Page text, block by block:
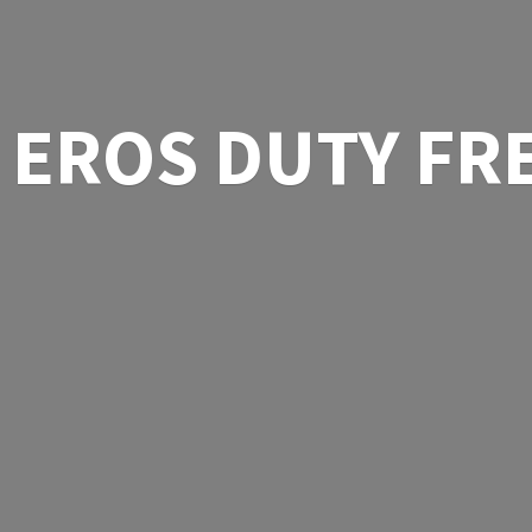
EROS DUTY